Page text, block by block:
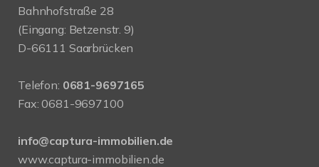
Bahnhofstraße 28
(Eingang: Betzenstr. 9)
D-66111 Saarbrücken
Telefon: 0681-9697165
Fax: 0681-9697100
info@captura-immobilien.de
www.captura-immobilien.de